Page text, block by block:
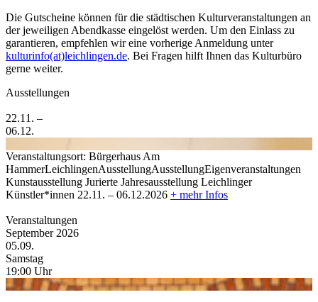
Die Gutscheine können für die städtischen Kulturveranstaltungen an
der jeweiligen Abendkasse eingelöst werden. Um den Einlass zu
garantieren, empfehlen wir eine vorherige Anmeldung unter
kulturinfo(at)leichlingen.de. Bei Fragen hilft Ihnen das Kulturbüro
gerne weiter.
Ausstellungen
22.11. –
06.12.
Veranstaltungsort: Bürgerhaus Am
HammerLeichlingenAusstellungAusstellungEigenveranstaltungen
Kunstausstellung Jurierte Jahresausstellung Leichlinger
Künstler*innen 22.11. – 06.12.2026 + mehr Infos
Veranstaltungen
September 2026
05.09.
Samstag
19:00 Uhr